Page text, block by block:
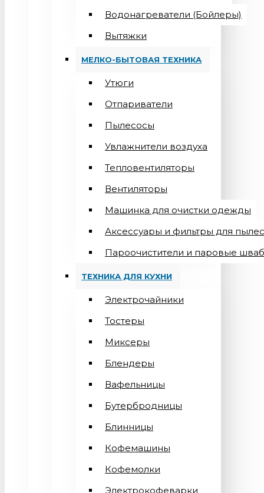
Водонагреватели (Бойлеры)
Вытяжки
МЕЛКО-БЫТОВАЯ ТЕХНИКА
Утюги
Отпариватели
Пылесосы
Увлажнители воздуха
Тепловентиляторы
Вентиляторы
Машинка для очистки одежды
Аксессуары и фильтры для
Пароочистители и паровые
ТЕХНИКА ДЛЯ КУХНИ
Электрочайники
Тостеры
Миксеры
Блендеры
Вафельницы
Бутербродницы
Блинницы
Кофемашины
Кофемолки
Электрокофеварки